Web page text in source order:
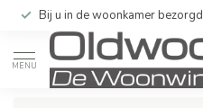
Bij u in de woonkamer bezorgd
MENU